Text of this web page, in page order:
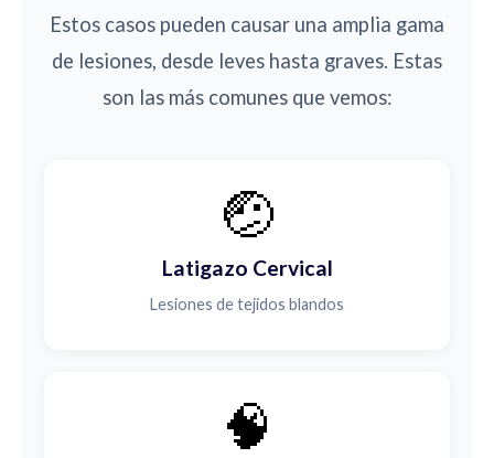
Estos casos pueden causar una amplia gama
de lesiones, desde leves hasta graves. Estas
son las más comunes que vemos:
🤕
Latigazo Cervical
Lesiones de tejidos blandos
🧠